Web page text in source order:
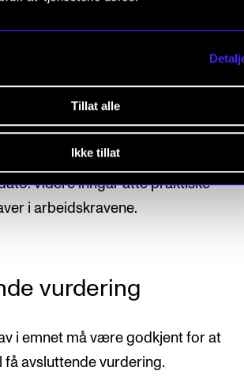
Tillat alle
Ikke tillat
aktiv deltagelse i emnet.
over arbeidsformer og -metoder
semesteret. Loggboken leveres
Videre inngår åtte praktiske
i arbeidskravene.
vurdering
i emnet må være godkjent for at
få avsluttende vurdering.